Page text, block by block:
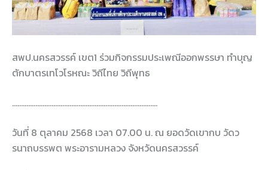
สพป.นครสวรรค์ เขต1 ร่วมกิจกรรมประเพณีออกพรรษา ทำบุญ
ตักบาตรเทโวโรหณะ วิถีไทย วิถีพุทธ
………………………………………………………………………
วันที่ 8 ตุลาคม 2568 เวลา 07.00 น. ณ ยอดวัดเขากบ วัดว
รนาถบรรพต พระอารามหลวง จังหวัดนครสวรรค์